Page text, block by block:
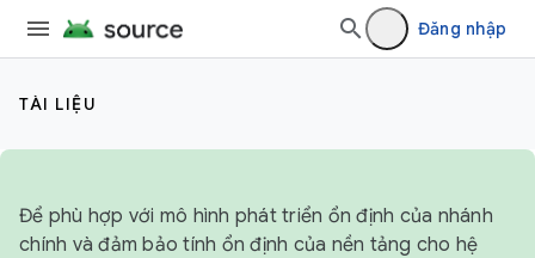
Đăng nhập
TÀI LIỆU
Để phù hợp với mô hình phát triển ổn định của nhánh
chính và đảm bảo tính ổn định của nền tảng cho hệ